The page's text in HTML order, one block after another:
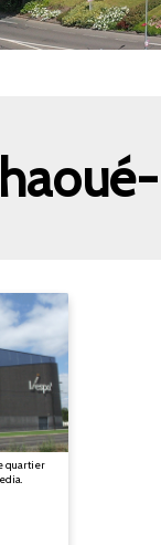
quartier